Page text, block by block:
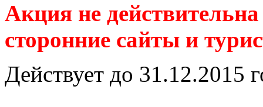
Акция не
сторонние сайты и
Действует до 31.12.2015